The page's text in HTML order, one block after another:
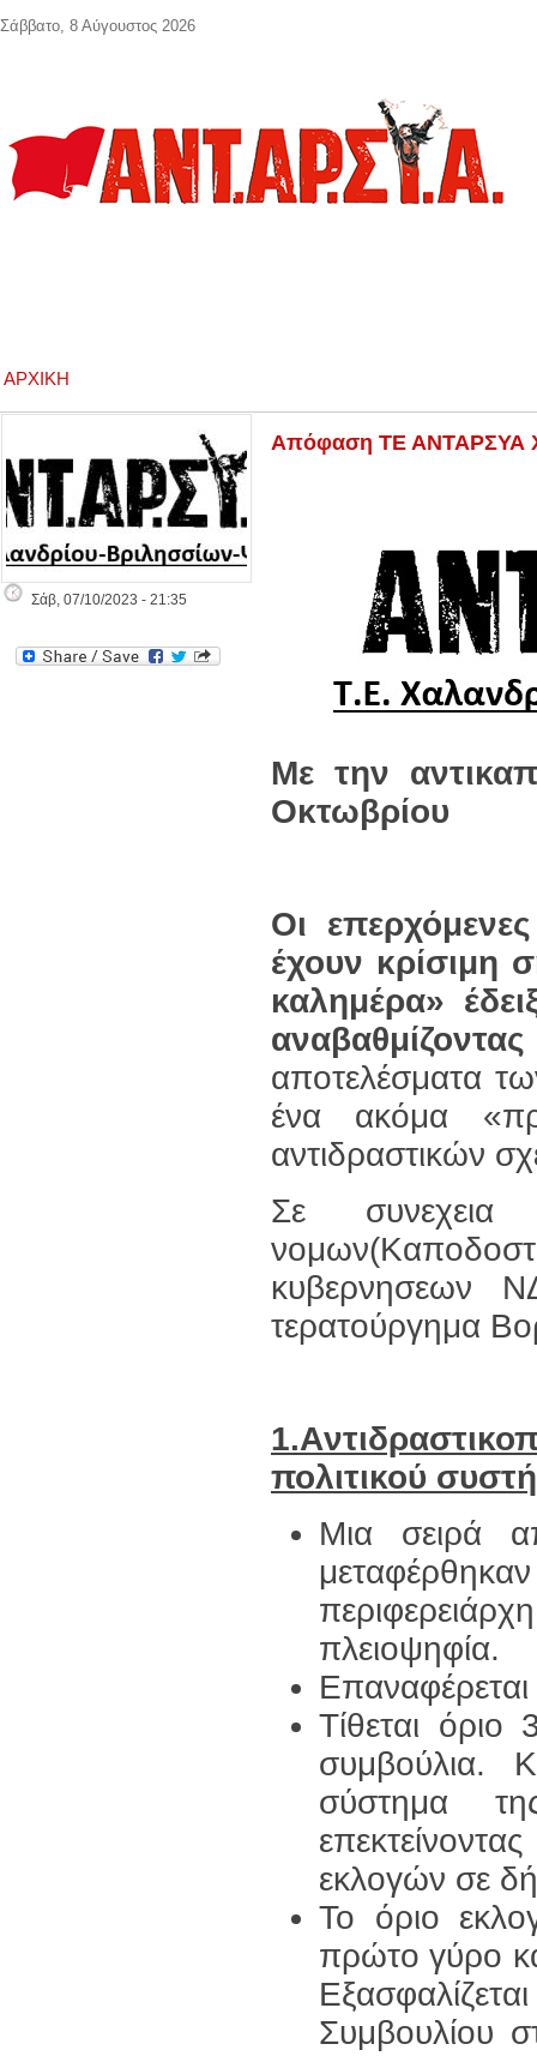
ΑΡΧΙΚΉ
Σάβ, 07/10/2023 - 21:35
Απόφαση ΤΕ ΑΝΤΑΡΣΥΑ
Με την
Οκτωβρίου
Οι
έχουν κρίσιμη
καλημέρα»
αποτελέσματα
ένα ακόμα
αντιδραστικών
Σε συνεχεια
κυβερνησεων
τερατούργημα
1.A
πολιτικού
Mια σειρά
πλειοψηφία.
Επαναφέρεται
Τίθεται
συμβούλια.
σύστημα
εκλογών σε
Το όριο
πρώτο γύρο
Συμβουλίου
Σάββατο, 8 Αύγουστος 2026